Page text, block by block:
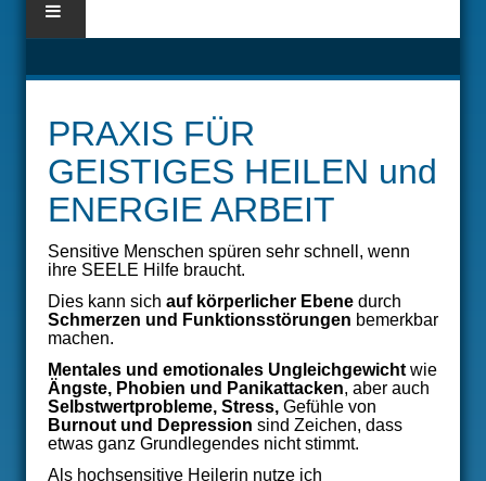
HOME
ÜBER MICH
VERÖFFENTLICHUNGEN
THERAPIEANGEBOT
SEMINARE
PRAXIS FÜR
GEISTIGES HEILEN und
ENERGIE ARBEIT
Sensitive Menschen spüren sehr schnell, wenn
ihre SEELE Hilfe braucht.
Dies kann sich auf körperlicher Ebene durch
Schmerzen und Funktionsstörungen bemerkbar
machen.
Mentales und emotionales Ungleichgewicht wie
Ängste, Phobien und Panikattacken, aber auch
Selbstwertprobleme, Stress, Gefühle von
Burnout und Depression sind Zeichen, dass
etwas ganz Grundlegendes nicht stimmt.
Als hochsensitive Heilerin nutze ich